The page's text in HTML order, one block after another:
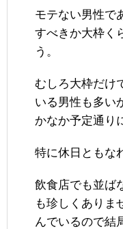
モテない男性で
すべきか大枠く
う。
むしろ大枠だけ
いる男性も多い
かなか予定通り
特に休日ともな
飲食店でも並ば
も珍しくありま
んでいるので結